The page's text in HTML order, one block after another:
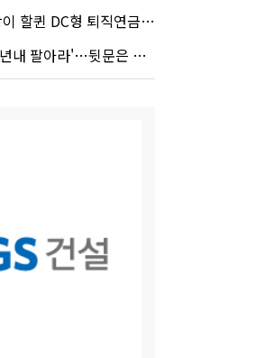
형 퇴직연금…전문가 조언은
팔아라'…뒷문은 열었다